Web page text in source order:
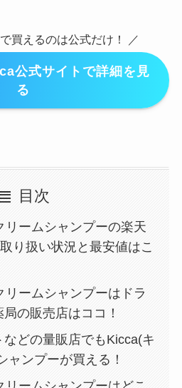
買えるのは公式だけ！ ／
公式サイトで詳細を見
る
目次
リームシャンプーの楽天
り扱い状況と最安値はこ
リームシャンプーはドラ
の販売店はココ！
などの量販店でもKicca(キ
ャンプーが買える！